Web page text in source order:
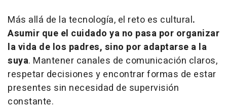
Más allá de la tecnología, el reto es cultural.
Asumir que el cuidado ya no pasa por organizar
la vida de los padres, sino por adaptarse a la
suya. Mantener canales de comunicación claros,
respetar decisiones y encontrar formas de estar
presentes sin necesidad de supervisión
constante.